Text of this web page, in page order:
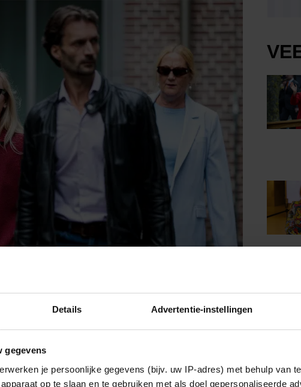
Details Advertentie-instellingen
gegevens
je persoonlijke gegevens (bijv. uw IP-adres) met behulp van
op te slaan en te gebruiken met als doel gepersonaliseerde
Julia Mekkes en Sebas Diekstra bij de rechtbank van Haarlem.
TWEELINGBROER: ‘WAT GAAN